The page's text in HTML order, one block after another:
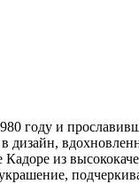
году и
дизайн,
из